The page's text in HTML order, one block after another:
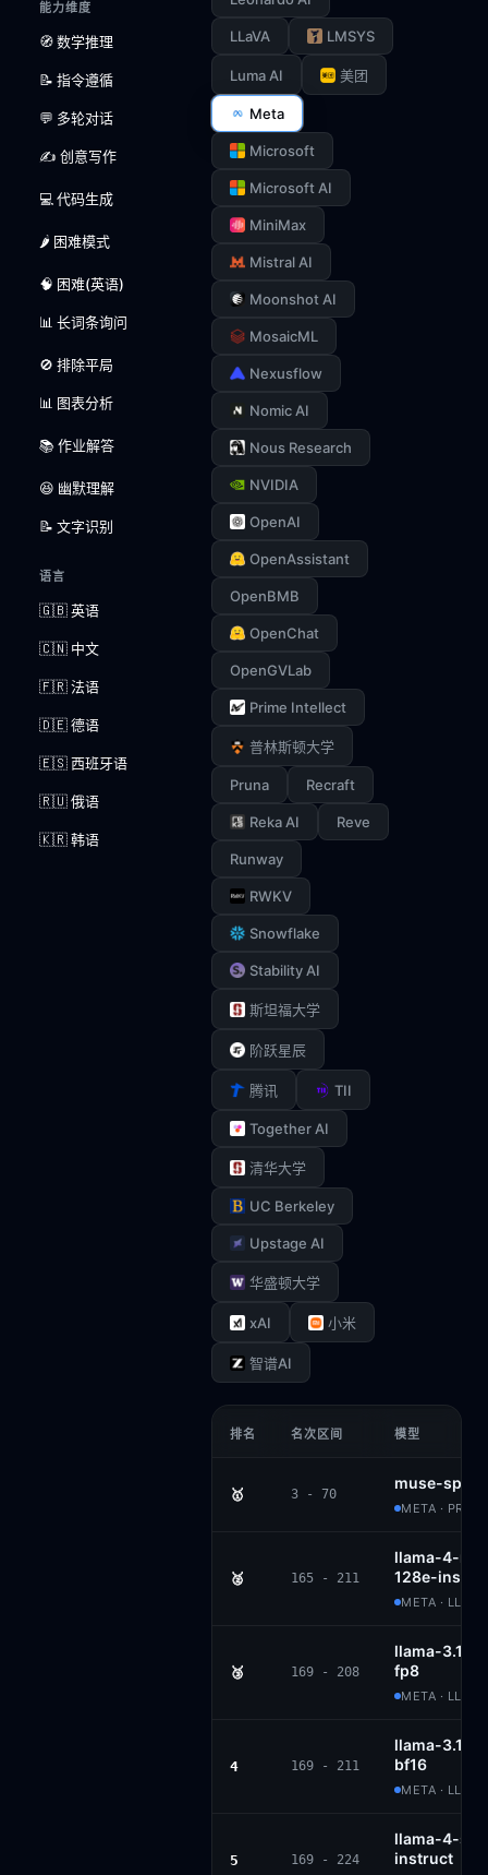
能力维度
🧭 数学推理
📝 指令遵循
💬 多轮对话
✍️ 创意写作
💻 代码生成
🌶️ 困难模式
🧠 困难(英语)
📊 长词条询问
🚫 排除平局
📊 图表分析
📚 作业解答
😆 幽默理解
📝 文字识别
语言
🇬🇧 英语
🇨🇳 中文
🇫🇷 法语
🇩🇪 德语
🇪🇸 西班牙语
🇷🇺 俄语
🇰🇷 韩语
LLaVA LMSYS
Luma AI 美团
Meta
Microsoft
Microsoft AI
MiniMax
Mistral AI
Moonshot AI
MosaicML
Nexusflow
Nomic AI
Nous Research
NVIDIA
OpenAI
OpenAssistant
OpenBMB
OpenChat
OpenGVLab
Prime Intellect
普林斯顿大学
Pruna Recraft
Reka AI Reve
Runway
RWKV
Snowflake
Stability AI
斯坦福大学
阶跃星辰
腾讯 TII
Together AI
清华大学
UC Berkeley
Upstage AI
华盛顿大学
xAI 小米
智谱AI
排名 名次区间 模型
🥇 3 - 70
muse-spark
META ·
🥈 165 - 211
llama-4-
128e-
META ·
🥉 169 - 208
llama-3.1-
fp8
META ·
4 169 - 211
llama-3.1-
bf16
META ·
5 169 - 224
llama-4-
instruct